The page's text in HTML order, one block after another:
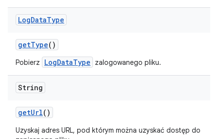
LogDataType
getType()
Pobierz LogDataType zalogowanego pliku.
String
getUrl()
Uzyskaj adres URL, pod którym można uzyskać dostęp do